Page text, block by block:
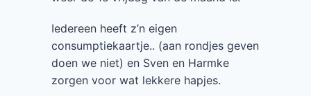
Iedereen heeft z’n eigen
consumptiekaartje.. (aan rondjes geven
doen we niet) en Sven en Harmke
zorgen voor wat lekkere hapjes.